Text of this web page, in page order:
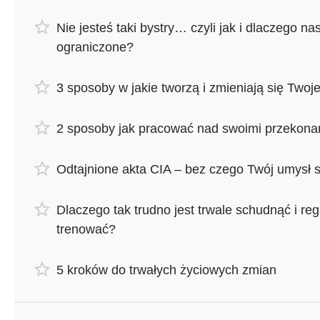
Nie jesteś taki bystry… czyli jak i dlaczego
ograniczone?
​​​​3 sposoby w jakie tworzą i zmieniają się
2 sposoby jak pracować nad swoimi
Odtajnione akta CIA – bez czego Twój umysł
Dlaczego tak trudno jest trwale schudnąć i
trenować?
5 kroków do trwałych życiowych zmian